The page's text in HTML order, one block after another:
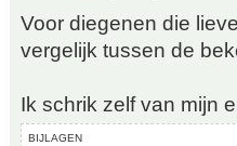
Voor diegenen die
vergelijk tussen de
Ik schrik zelf van mijn
BIJLAGEN